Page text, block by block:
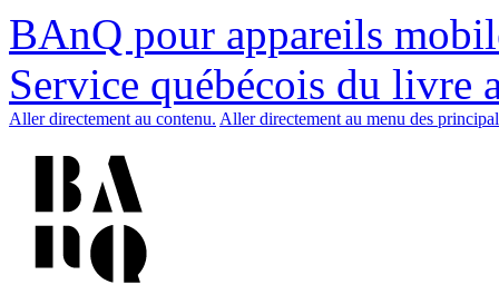
BAnQ pour appareils
Service québécois du livre
Aller directement au contenu. Aller directement au menu des